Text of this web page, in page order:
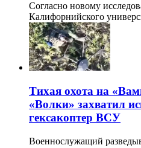
Согласно новому
Калифорнийского
Тихая охота на
«Волки» захватил
гексакоптер ВСУ
Военнослужащий